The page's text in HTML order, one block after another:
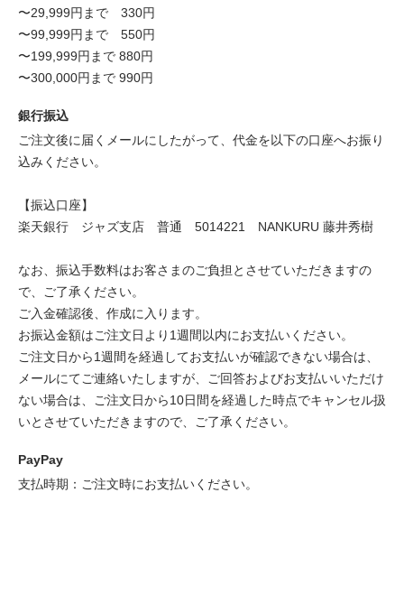
〜29,999円まで 330円
〜99,999円まで 550円
〜199,999円まで 880円
〜300,000円まで 990円
銀行振込
ご注文後に届くメールにしたがって、代金を以下の口座へお振り
込みください。
【振込口座】
楽天銀行 ジャズ支店 普通 5014221 NANKURU 藤井秀樹
なお、振込手数料はお客さまのご負担とさせていただきますの
で、ご了承ください。
ご入金確認後、作成に入ります。
お振込金額はご注文日より1週間以内にお支払いください。
ご注文日から1週間を経過してお支払いが確認できない場合は、
メールにてご連絡いたしますが、ご回答およびお支払いいただけ
ない場合は、ご注文日から10日間を経過した時点でキャンセル扱
いとさせていただきますので、ご了承ください。
PayPay
支払時期：ご注文時にお支払いください。